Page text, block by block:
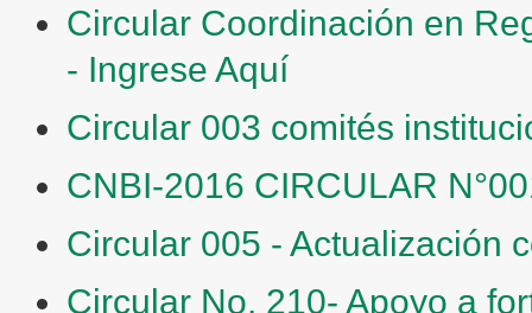
Circular Coordinación en
- Ingrese Aquí
Circular 003 comités
CNBI-2016 CIRCULAR
Circular 005 - Actualización
Circular No. 210- Apoyo a